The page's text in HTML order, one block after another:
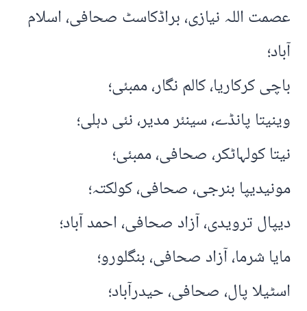
عصمت اللہ نیازی، براڈکاسٹ صحافی، اسلام
آباد؛
باچی کرکاریا، کالم نگار، ممبئی؛
وینیتا پانڈے، سینئر مدیر، نئی دہلی؛
نیتا کولہاٹکر، صحافی، ممبئی؛
مونیدیپا بنرجی، صحافی، کولکتہ؛
دیپال ترویدی، آزاد صحافی، احمد آباد؛
مایا شرما، آزاد صحافی، بنگلورو؛
اسٹیلا پال، صحافی، حیدرآباد؛